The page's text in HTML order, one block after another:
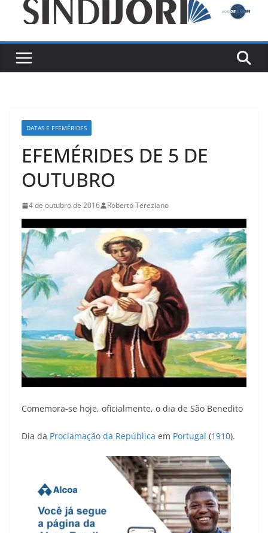
DATAS E EFEMÉRIDES
EFEMÉRIDES DE 5 DE
OUTUBRO
4 de outubro de 2016 Roberto Tereziano
Comemora-se hoje, oficialmente, o dia de São Benedito
Dia da Proclamação da República em Portugal (1910).